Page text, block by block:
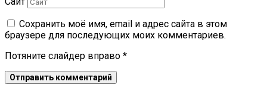
Сохранить моё имя, email и адрес сайта в этом
браузере для последующих моих комментариев.
Потяните слайдер вправо *